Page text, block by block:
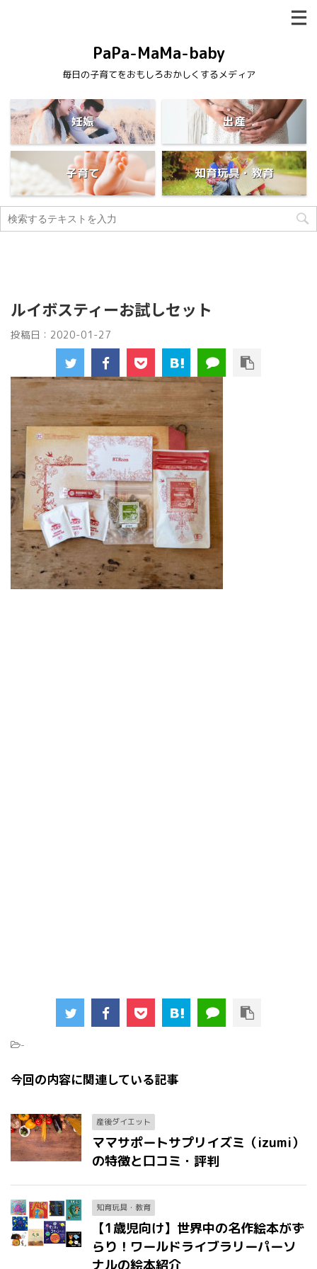
PaPa-MaMa-baby
毎日の子育てをおもしろおかしくするメディア
妊娠 出産
子育て 知育玩具・教育
ルイボスティーお試しセット
投稿日： 2020-01-27
-
今回の内容に関連している記事
産後ダイエット
ママサポートサプリイズミ（izumi）
の特徴と口コミ・評判
知育玩具・教育
【1歳児向け】世界中の名作絵本がず
らり！ワールドライブラリーパーソ
ナルの絵本紹介